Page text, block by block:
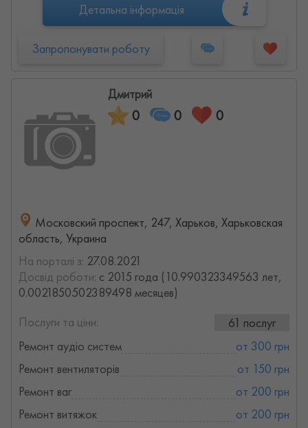
Детальна інформація
Запропонувати роботу
Дмитрий
0 0 0
Московский проспект, 247, Харьков, Харьковская
область, Украина
На порталі з: 27.08.2021
Досвід роботи: с 2015 года (10.990323349563 лет,
0.0021850502389498 месяцев)
Послуги та ціни:
61 послуг
Ремонт аудіо систем
от 300 грн
Ремонт вентиляторів
от 150 грн
Ремонт ваг
от 200 грн
Ремонт витяжок
от 200 грн